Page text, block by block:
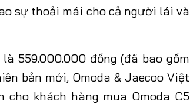
sự thoải mái cho cả người lái và
559.000.000 đồng (đã bao gồm
bản mới, Omoda & Jaecoo Việt
khách hàng mua Omoda C5